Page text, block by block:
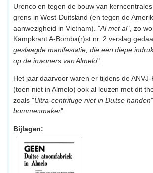
Urenco en tegen de bouw van
grens in West-Duitsland (en tegen de
aanwezigheid in Vietnam). "Al met al", zo
Kampkrant A-Bomba(r)st nr. 2 verslag
geslaagde manifestatie, die een diepe
op de inwoners van Almelo".
Het jaar daarvoor waren er tijdens de
(toen niet in Almelo) ook al leuzen met dit
zoals "Ultra-centrifuge niet in Duitse handen
bommenmaker".
Bijlagen: